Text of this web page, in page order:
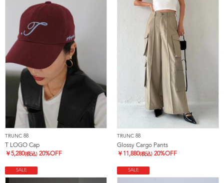
TRUNC 88
T LOGO Cap
￥5,280(税込) 20%OFF
TRUNC 88
Glossy Cargo Pants
￥ 11,880(税込) 20%OFF
SALE SALE